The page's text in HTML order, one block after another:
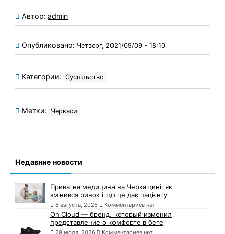
Автор: admin
Опубликовано: Четверг, 2021/09/09 - 18:10
Категории: Суспільство
Метки: Черкаси
Недавние новости
Приватна медицина на Черкащині: як
змінився ринок і що це дає пацієнту
6 августа, 2026 Комментариев нет
On Cloud — бренд, который изменил
представление о комфорте в беге
29 июля, 2026 Комментариев нет